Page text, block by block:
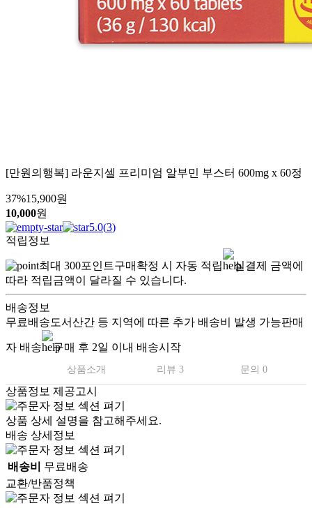
[만원의행복] 라운지셀 프리미엄 알부민 부스터 600mg x 60정
37%15,900원
10,000원
5.0(3)
적립정보
최대 300포인트구매확정 시 자동 적립
실결제 금액에
따라 적립금액이 달라질 수 있습니다.
배송정보
무료배송도서산간 등 지역에 따른 추가 배송비 발생 가능판매
자 배송 구매 후 2일 이내 배송시작
상품소개 리뷰 3 문의 0
상품정보 제공고시
상품 상세 설명을 참고해주세요.
배송 상세정보
배송비
무료배송
교환/반품정책